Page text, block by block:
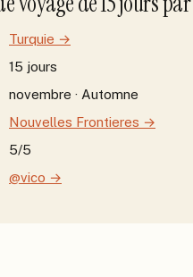
Turquie →
15 jours
novembre · Automne
Nouvelles Frontieres →
5/5
@vico →